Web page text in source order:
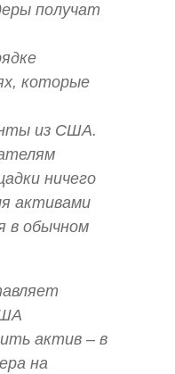
получат
которые
из США.
ничего
активами
в обычном
актив – в
на